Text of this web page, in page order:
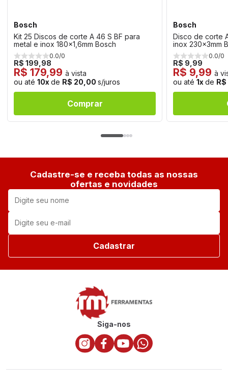
Bosch
Kit 25 Discos de corte A 46 S BF para
metal e inox 180x1,6mm Bosch
0.0/0
R$ 199,98
R$ 179,99 à vista
ou até 10x de R$ 20,00 s/juros
Comprar
Bosch
Disco de corte
inox 230x3mm
0.0/0
R$ 9,99
R$ 9,99 à
ou até 1x de
Cadastre-se e receba todas as nossas
ofertas e novidades
Cadastrar
Siga-nos